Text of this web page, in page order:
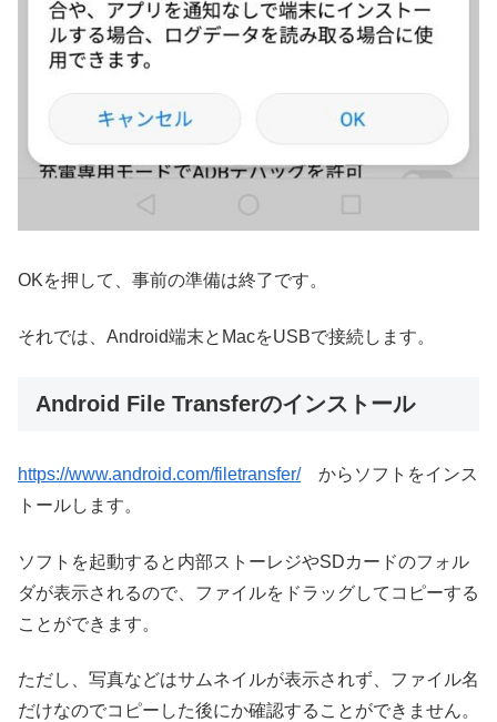
OKを押して、事前の準備は終了です。
それでは、Android端末とMacをUSBで接続します。
Android File Transferのインストール
https://www.android.com/filetransfer/からソフトをインス
トールします。
ソフトを起動すると内部ストーレジやSDカードのフォル
ダが表示されるので、ファイルをドラッグしてコピーする
ことができます。
ただし、写真などはサムネイルが表示されず、ファイル名
だけなのでコピーした後にか確認することができません。